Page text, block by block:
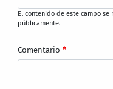
El contenido de este campo
públicamente.
Comentario